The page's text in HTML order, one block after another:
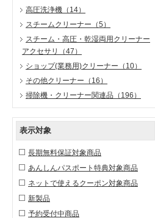
高圧洗浄機 （14）
スチームクリーナー （5）
スチーム・高圧・乾湿両用クリーナー
アクセサリ
（47）
ショップ(業務用)クリーナー （10）
その他クリーナー （16）
掃除機・クリーナー関連品 （196）
表示対象
長期無料保証対象商品
あんしんパスポート特典対象商品
ネットで使えるクーポン対象商品
新製品
予約受付中商品